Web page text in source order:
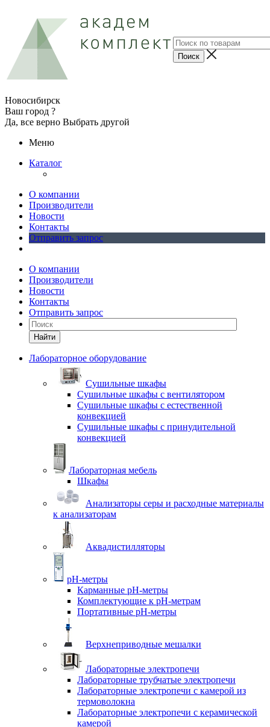
Новосибирск
Ваш город ?
Да, все верно Выбрать другой
Меню
Каталог
О компании
Производители
Новости
Контакты
Отправить запрос
О компании
Производители
Новости
Контакты
Отправить запрос
Найти
Лабораторное оборудование
Cушильные шкафы
Сушильные шкафы с вентилятором
Сушильные шкафы с естественной
конвекцией
Сушильные шкафы с принудительной
конвекцией
Лабораторная мебель
Шкафы
Анализаторы серы и расходные материалы
к анализаторам
Аквадистилляторы
pH-метры
Карманные pH-метры
Комплектующие к pH-метрам
Портативные pH-метры
Верхнеприводные мешалки
Лабораторные электропечи
Лабораторные трубчатые электропечи
Лабораторные электропечи с камерой из
термоволокна
Лабораторные электропечи с керамической
камерой